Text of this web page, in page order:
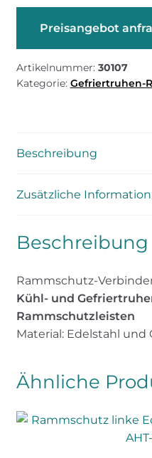
Preisangebot
Artikelnummer: 30107
Kategorie: Gefriertruhen-
Beschreibung
Zusätzliche Information
Beschreibung
Rammschutz-
Kühl- und
Rammschutzleisten
Material: Edelstahl
Ähnliche